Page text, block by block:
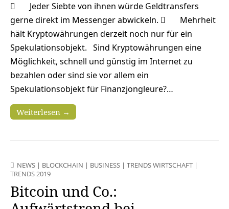
 Jeder Siebte von ihnen würde Geldtransfers
gerne direkt im Messenger abwickeln.  Mehrheit
hält Kryptowährungen derzeit noch nur für ein
Spekulationsobjekt. Sind Kryptowährungen eine
Möglichkeit, schnell und günstig im Internet zu
bezahlen oder sind sie vor allem ein
Spekulationsobjekt für Finanzjongleure?…
Weiterlesen →
NEWS | BLOCKCHAIN | BUSINESS | TRENDS WIRTSCHAFT |
TRENDS 2019
Bitcoin und Co.: